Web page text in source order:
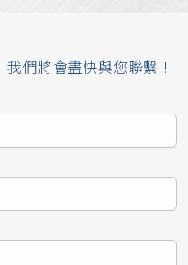
們將會盡快與您聯繫 !